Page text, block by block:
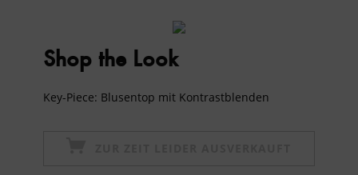
Shop the Look
Key-Piece: Blusentop mit Kontrastblenden